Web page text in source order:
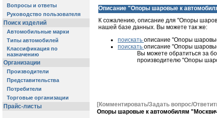
Вопросы и ответы
Руководство пользователя
Поиск изделий
Автомобильные марки
Типы автомобилей
Классификация по
назначению
Организации
Производители
Представительства
Потребители
Торговые организации
Прайс-листы
Описание "Опоры шаровые к
К сожалению, описание для "Опоры
нашей базе данных. Вы можете так же:
поискать описание "Опоры
поискать описание "Опоры
Вы можете обратиться за
производителю "Опоры
[Комментировать/Задать вопрос/
Опоры шаровые к автомобилям